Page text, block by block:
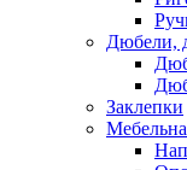
Дюбели,
Заклепки